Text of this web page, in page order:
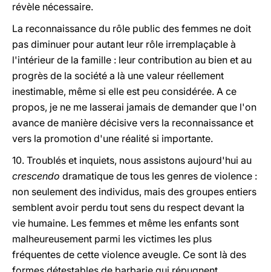
révèle nécessaire.
La reconnaissance du rôle public des femmes ne doit
pas diminuer pour autant leur rôle irremplaçable à
l'intérieur de la famille : leur contribution au bien et au
progrès de la société a là une valeur réellement
inestimable, même si elle est peu considérée. A ce
propos, je ne me lasserai jamais de demander que l'on
avance de manière décisive vers la reconnaissance et
vers la promotion d'une réalité si importante.
10. Troublés et inquiets, nous assistons aujourd'hui au
crescendo dramatique de tous les genres de violence :
non seulement des individus, mais des groupes entiers
semblent avoir perdu tout sens du respect devant la
vie humaine. Les femmes et même les enfants sont
malheureusement parmi les victimes les plus
fréquentes de cette violence aveugle. Ce sont là des